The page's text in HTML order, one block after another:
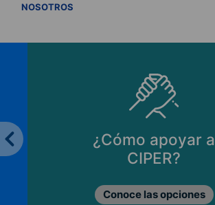
NOSOTROS
¿Cómo apoyar a
CIPER?
Conoce las opciones